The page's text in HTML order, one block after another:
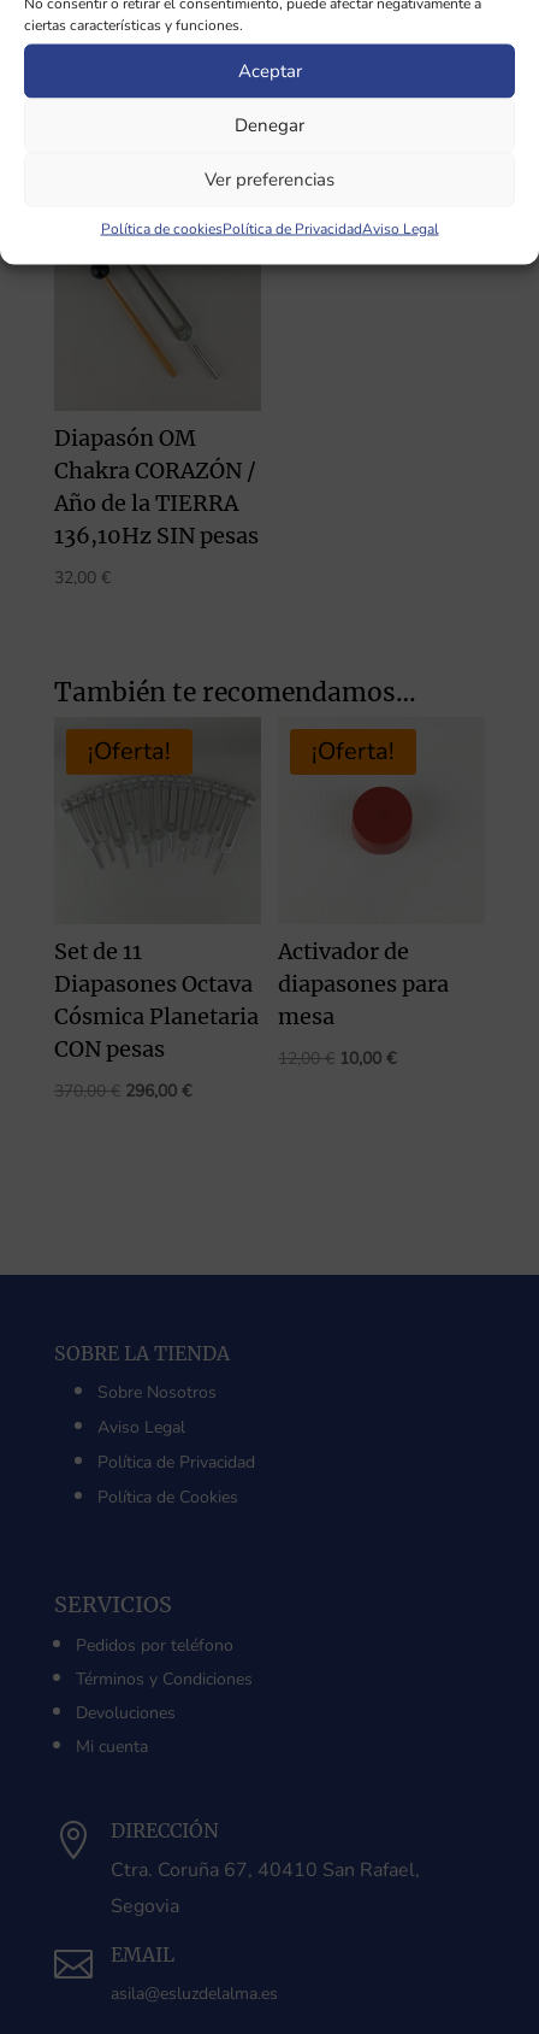
ciertas características y funciones.
Aceptar
Denegar
Ver preferencias
Política de cookiesPolítica de PrivacidadAviso Legal
Diapasones
SIN pesas
210,42Hz SIN
pesas
35,00
Diapasón OM
Chakra CORAZÓN /
Año de la TIERRA
136,10Hz SIN pesas
32,00 €
También te recomendamos…
¡Oferta!
Set de 11
Diapasones Octava
Cósmica Planetaria
CON pesas
370,00€ El
296,00 €El
¡Oferta!
Activador de
diapasones para
mesa
12,00€ El
10,00€El
SOBRE LA TIENDA
Sobre Nosotros
Aviso Legal
Política de Privacidad
Política de Cookies
SERVICIOS
Pedidos por teléfono
Términos y Condiciones
Devoluciones
Mi cuenta
 DIRECCIÓN
Ctra. Coruña 67, 40410 San Rafael,
Segovia
 EMAIL
asila@esluzdelalma.es